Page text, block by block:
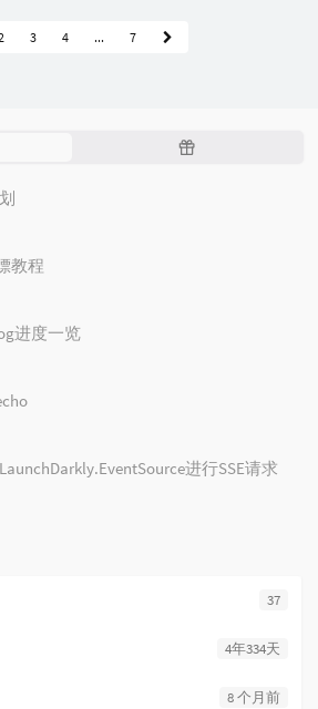
3 4 ... 7
随
教程
进度一览
进行SSE请求
37
4年334天
8 个月前